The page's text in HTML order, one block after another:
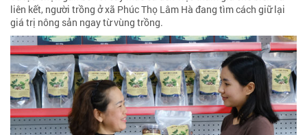
liên kết, người trồng ở xã Phúc Thọ Lâm Hà đang tìm cách giữ lại
giá trị nông sản ngay từ vùng trồng.